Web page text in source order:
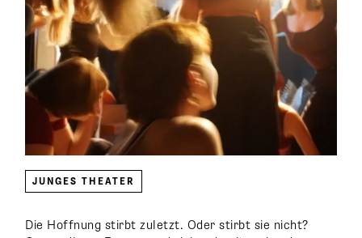
JUNGES THEATER
Die Hoffnung stirbt zuletzt. Oder stirbt sie nicht?